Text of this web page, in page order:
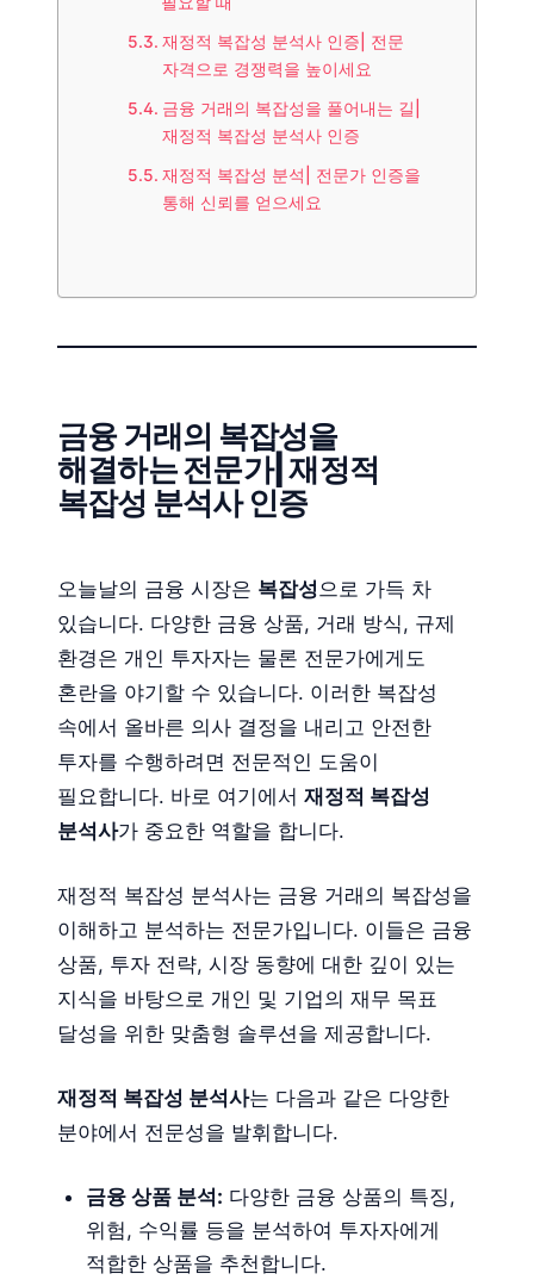
재정적 복잡성 분석사 인증| 전문
자격으로 경쟁력을 높이세요
금융 거래의 복잡성을 풀어내는 길|
재정적 복잡성 분석사 인증
재정적 복잡성 분석| 전문가 인증을
통해 신뢰를 얻으세요
금융 거래의 복잡성을
해결하는 전문가| 재정적
복잡성 분석사 인증
오늘날의 금융 시장은 복잡성 으로 가득 차
있습니다. 다양한 금융 상품, 거래 방식, 규제
환경은 개인 투자자는 물론 전문가에게도
혼란을 야기할 수 있습니다. 이러한 복잡성
속에서 올바른 의사 결정을 내리고 안전한
투자를 수행하려면 전문적인 도움이
필요합니다. 바로 여기에서 재정적 복잡성
분석사가 중요한 역할을 합니다.
재정적 복잡성 분석사는 금융 거래의 복잡성을
이해하고 분석하는 전문가입니다. 이들은 금융
상품, 투자 전략, 시장 동향에 대한 깊이 있는
지식을 바탕으로 개인 및 기업의 재무 목표
달성을 위한 맞춤형 솔루션을 제공합니다.
재정적 복잡성 분석사는 다음과 같은 다양한
분야에서 전문성을 발휘합니다.
금융 상품 분석: 다양한 금융 상품의 특징,
위험, 수익률 등을 분석하여 투자자에게
적합한 상품을 추천합니다.